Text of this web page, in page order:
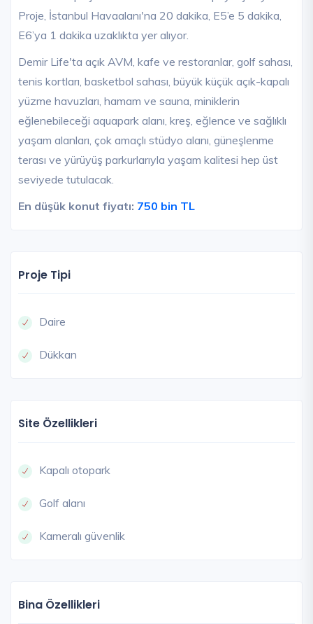
Proje, İstanbul Havaalanı'na 20 dakika, E5’e 5 dakika,
E6’ya 1 dakika uzaklıkta yer alıyor.
Demir Life'ta açık AVM, kafe ve restoranlar, golf sahası,
tenis kortları, basketbol sahası, büyük küçük açık-kapalı
yüzme havuzları, hamam ve sauna, miniklerin
eğlenebileceği aquapark alanı, kreş, eğlence ve sağlıklı
yaşam alanları, çok amaçlı stüdyo alanı, güneşlenme
terası ve yürüyüş parkurlarıyla yaşam kalitesi hep üst
seviyede tutulacak.
En düşük konut fiyatı: 750 bin TL
Proje Tipi
Daire
Dükkan
Site Özellikleri
Kapalı otopark
Golf alanı
Kameralı güvenlik
Bina Özellikleri